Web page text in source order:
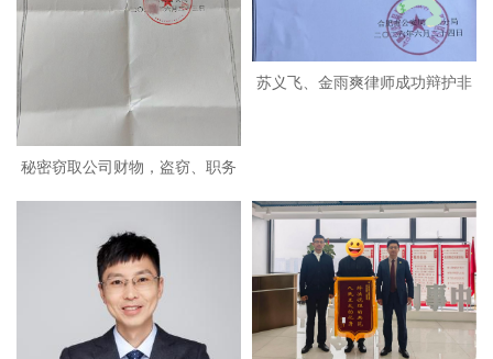
秘密窃取公司财物，盗窃、职务
苏义飞、金雨爽律师成功辩护非